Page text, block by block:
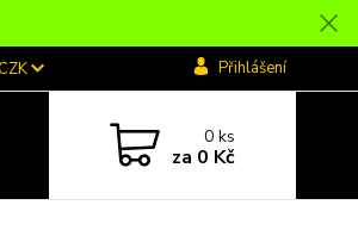
CZK Přihlášení
0ks
za 0 Kč